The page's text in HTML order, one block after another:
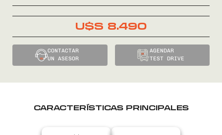
08002525
U$S 8.490
CONTACTAR
UN ASESOR
AGENDAR
TEST DRIVE
CARACTERÍSTICAS PRINCIPALES